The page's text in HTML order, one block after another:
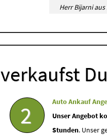
Herr Bijarni
verkaufst
2
Auto Ankauf
Unser Angebot
Stunden. Unser